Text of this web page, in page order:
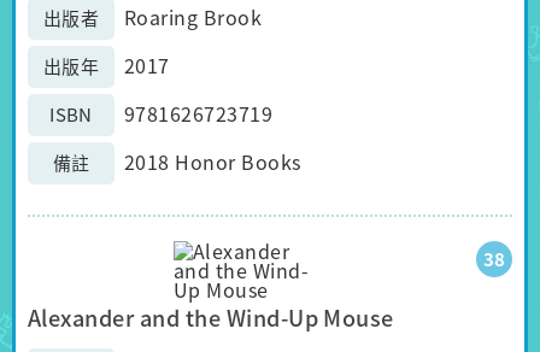
出版者 Roaring Brook
出版年 2017
ISBN 9781626723719
備註 2018 Honor Books
38
Alexander and the Wind-Up Mouse